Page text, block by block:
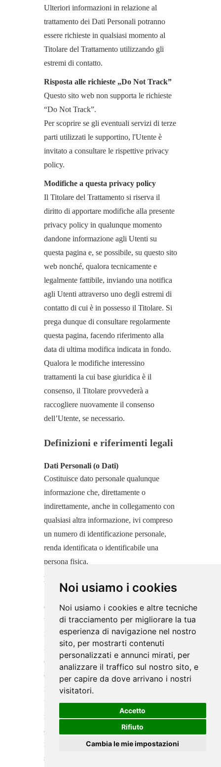
Noi usiamo i cookies
Noi usiamo i cookies e altre tecniche
di tracciamento per migliorare la tua
esperienza di navigazione nel nostro
sito, per mostrarti contenuti
personalizzati e annunci mirati, per
analizzare il traffico sul nostro sito, e
per capire da dove arrivano i nostri
visitatori.
Accetto
Rifiuto
Cambia le mie impostazioni
Ulteriori informazioni in relazione al
trattamento dei Dati Personali potranno
essere richieste in qualsiasi momento al
Titolare del Trattamento utilizzando gli
estremi di contatto.
Risposta alle richieste „Do Not Track”
Questo sito web non supporta le richieste
“Do Not Track”.
Per scoprire se gli eventuali servizi di terze
parti utilizzati le supportino, l'Utente è
invitato a consultare le rispettive privacy
policy.
Modifiche a questa privacy policy
Il Titolare del Trattamento si riserva il
diritto di apportare modifiche alla presente
privacy policy in qualunque momento
dandone informazione agli Utenti su
questa pagina e, se possibile, su questo sito
web nonché, qualora tecnicamente e
legalmente fattibile, inviando una notifica
agli Utenti attraverso uno degli estremi di
contatto di cui è in possesso il Titolare. Si
prega dunque di consultare regolarmente
questa pagina, facendo riferimento alla
data di ultima modifica indicata in fondo.
Qualora le modifiche interessino
trattamenti la cui base giuridica è il
consenso, il Titolare provvederà a
raccogliere nuovamente il consenso
dell’Utente, se necessario.
Definizioni e riferimenti legali
Dati Personali (o Dati)
Costituisce dato personale qualunque
informazione che, direttamente o
indirettamente, anche in collegamento con
qualsiasi altra informazione, ivi compreso
un numero di identificazione personale,
renda identificata o identificabile una
persona fisica.
Dati di Utilizzo
Sono le informazioni raccolte
automaticamente attraverso questo sito
web (anche da applicazioni di parti terze
integrate in questo sito web), tra cui: gli
indirizzi IP o i nomi a dominio dei
computer utilizzati dall’Utente che si
connette con questo sito web, gli indirizzi
in notazione URI (Uniform Resource
Identifier), l’orario della richiesta, il
metodo utilizzato nell’inoltrare la richiesta
al server, la dimensione del file ottenuto in
risposta, il codice numerico indicante lo
stato della risposta dal server (buon fine,